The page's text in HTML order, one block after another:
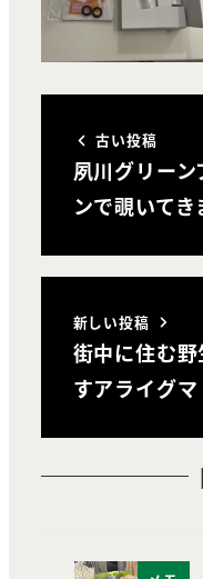
古い投稿
夙川グリー
ンで覗いてき
新しい投稿
街中に住む
すアライグマ